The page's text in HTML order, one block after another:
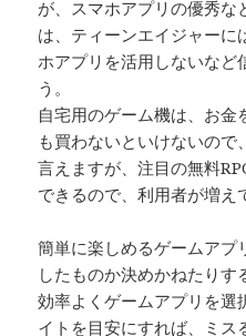
が、スマホアプリの優秀
は、ティーンエイジャーに
ホアプリを活用しないなど
う。
自宅用のゲーム機は、お金
も買わないといけないので
言えますが、注目の無料
できるので、利用者が増え
簡単に楽しめるゲームアプ
したものか決めかねたりす
効率よくゲームアプリを選
イトを目安にすれば、ミス